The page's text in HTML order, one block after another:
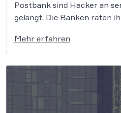
Postbank sind Hacker an
gelangt. Die Banken raten
haben bei einem Datenleck
der Deutschen Bank und
Postbank gestohlen. Die
möglicherweise
Mehr erfahren